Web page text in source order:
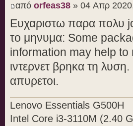
από orfeas38 » 04 Απρ
Ευχαριστω παρα πολυ
το μηνυμα: Some
information may help to
ιντερνετ βρηκα τη λυση.
απυρετοι.
Lenovo Essentials G500H
Intel Core i3-3110M (2.40